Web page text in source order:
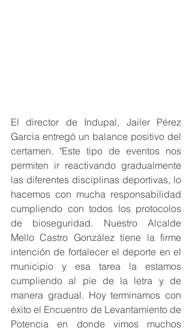
El director de Indupal, Jailer Pérez
García entregó un balance positivo del
certamen. "Este tipo de eventos nos
permiten ir reactivando gradualmente
las diferentes disciplinas deportivas, lo
hacemos con mucha responsabilidad
cumpliendo con todos los protocolos
de bioseguridad. Nuestro Alcalde
Mello Castro González tiene la firme
intención de fortalecer el deporte en el
municipio y esa tarea la estamos
cumpliendo al pie de la letra y de
manera gradual. Hoy terminamos con
éxito el Encuentro de Levantamiento de
Potencia en donde vimos muchos